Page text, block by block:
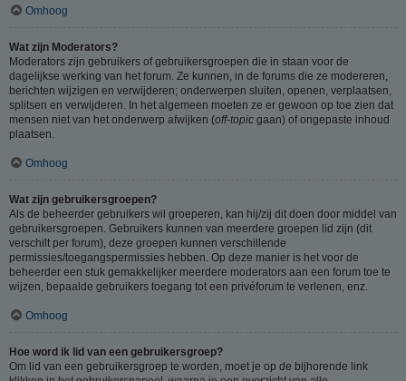
Omhoog
Wat zijn Moderators?
Moderators zijn gebruikers of gebruikersgroepen die in staan voor de
dagelijkse werking van het forum. Ze kunnen, in de forums die ze modereren,
berichten wijzigen en verwijderen; onderwerpen sluiten, openen, verplaatsen,
splitsen en verwijderen. In het algemeen moeten ze er gewoon op toe zien dat
mensen niet van het onderwerp afwijken (off-topic gaan) of ongepaste inhoud
plaatsen.
Omhoog
Wat zijn gebruikersgroepen?
Als de beheerder gebruikers wil groeperen, kan hij/zij dit doen door middel van
gebruikersgroepen. Gebruikers kunnen van meerdere groepen lid zijn (dit
verschilt per forum), deze groepen kunnen verschillende
permissies/toegangspermissies hebben. Op deze manier is het voor de
beheerder een stuk gemakkelijker meerdere moderators aan een forum toe te
wijzen, bepaalde gebruikers toegang tot een privéforum te verlenen, enz.
Omhoog
Hoe word ik lid van een gebruikersgroep?
Om lid van een gebruikersgroep te worden, moet je op de bijhorende link